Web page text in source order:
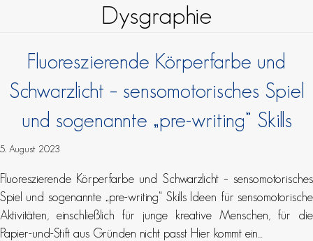
Dysgraphie
Fluoreszierende Körperfarbe und
Schwarzlicht – sensomotorisches Spiel
und sogenannte „pre-writing“ Skills
5. August 2023
Fluoreszierende Körperfarbe und Schwarzlicht – sensomotorisches
Spiel und sogenannte „pre-writing“ Skills Ideen für sensomotorische
Aktivitäten, einschließlich für junge kreative Menschen, für die
Papier-und-Stift aus Gründen nicht passt Hier kommt ein…